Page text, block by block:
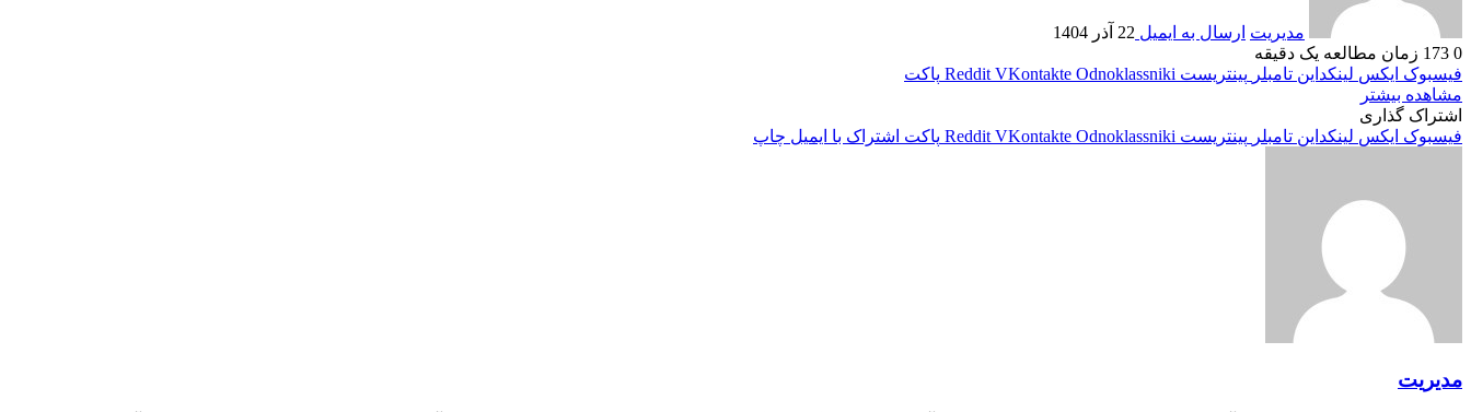
مدیریت ارسال به ایمیل 22 آذر 1404
0
زمان مطالعه یک دقیقه
فیسبوک ایکس لینکداین تامبلر پینتریست Reddit VKontakte Odnoklassniki
پاکت
مشاهده بیشتر
اشتراک گذاری
فیسبوک ایکس لینکداین تامبلر پینتریست Reddit VKontakte Odnoklassniki پاکت اشتراک با ایمیل چاپ
مدیریت